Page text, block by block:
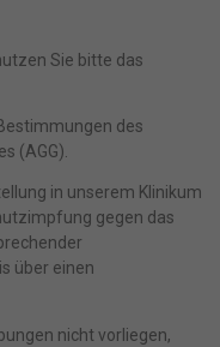
Sie bitte das
des
(AGG).
in unserem Klinikum
gegen das
über einen
nicht vorliegen,
während andere uns
zu verbessern.
und Inhalte oder
Informationen über die
dass aufgrund
nicht alle Funktionen
Cookies. Sie
geben oder sich
so nur bestimmte